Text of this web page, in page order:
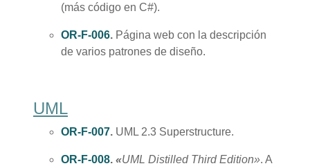
(más código en C#).
OR-F-006. Página web con la descripción
de varios patrones de diseño.
UML
OR-F-007. UML 2.3 Superstructure.
OR-F-008. «UML Distilled Third Edition». A